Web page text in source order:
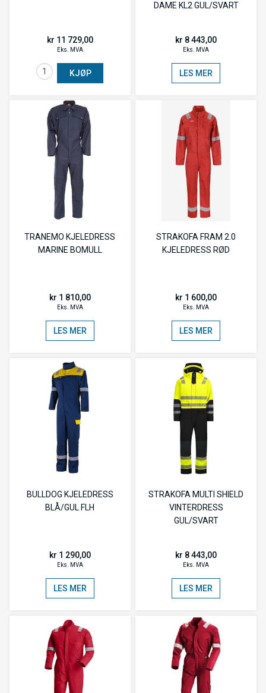
kr 11 729,00
Eks. MVA
KJØP
DAME KL2 GUL/SVART
kr 8 443,00
Eks. MVA
LES MER
TRANEMO KJELEDRESS
MARINE BOMULL
kr 1 810,00
Eks. MVA
LES MER
STRAKOFA FRAM 2.0
KJELEDRESS RØD
kr 1 600,00
Eks. MVA
LES MER
BULLDOG KJELEDRESS
BLÅ/GUL FLH
kr 1 290,00
Eks. MVA
LES MER
STRAKOFA MULTI SHIELD
VINTERDRESS
GUL/SVART
kr 8 443,00
Eks. MVA
LES MER